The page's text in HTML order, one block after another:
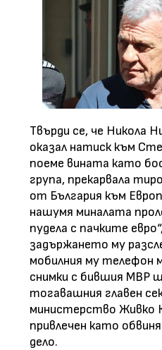
Твърди се, че Никола
оказал натиск към
поеме вината като
група, прекарвала
от България към
нашумя миналата
пудела с пачките
задържането му
мобилния му телефон
снимки с бившия МВР
тогавашния главен
министерство Живко
привлечен като
дело.